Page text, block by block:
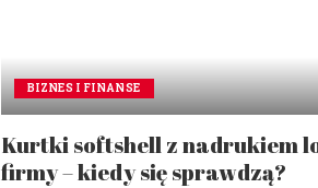
BIZNES I FINANSE
Kurtki softshell z nadrukiem
firmy – kiedy się sprawdzą?